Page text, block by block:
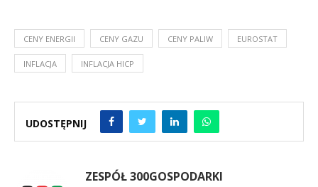
CENY ENERGII CENY GAZU CENY PALIW EUROSTAT
INFLACJA INFLACJA HICP
UDOSTĘPNIJ
ZESPÓŁ 300GOSPODARKI